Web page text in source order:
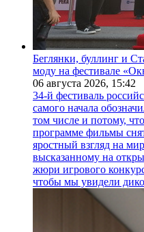
Беглянки, буллинг и
моду на фестивале
06 августа 2026, 15:42
34-й фестиваль
самого начала
том числе и потому,
программе фильмы
яростный взгляд на
высказанному на
жюри игрового
чтобы мы увидели